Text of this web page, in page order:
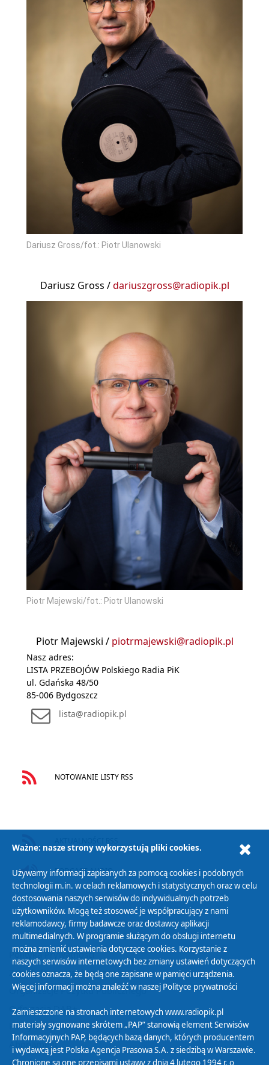
Dariusz Gross/fot.: Piotr Ulanowski
Dariusz Gross /dariuszgross@radiopik.pl
Piotr Majewski/fot.: Piotr Ulanowski
Piotr Majewski / piotrmajewski@radiopik.pl
Nasz adres:
LISTA PRZEBOJÓW Polskiego Radia PiK
ul. Gdańska 48/50
85-006 Bydgoszcz
lista@radiopik.pl
NOTOWANIE LISTY RSS
PODCAST AUDIO
Polityka Prywatności
Zasady korzystania z Serwisu
Organizacje Pożytku Publicznego
Cyfryzacja DAB+
Polityka ochrony danych osobowych
Abonament
Zamówienia publiczne
Ważne: nasze strony wykorzystują pliki cookies.
Używamy informacji zapisanych za pomocą cookies i podobnych
technologii m.in. w celach reklamowych i statystycznych oraz w celu
dostosowania naszych serwisów do indywidualnych potrzeb
użytkowników. Mogą też stosować je współpracujący z nami
reklamodawcy, firmy badawcze oraz dostawcy aplikacji
multimedialnych. W programie służącym do obsługi internetu
można zmienić ustawienia dotyczące cookies. Korzystanie z
naszych serwisów internetowych bez zmiany ustawień dotyczących
cookies oznacza, że będą one zapisane w pamięci urządzenia.
Więcej informacji można znaleźć w naszej Polityce prywatności
Zamieszczone na stronach internetowych www.radiopik.pl
materiały sygnowane skrótem „PAP” stanowią element Serwisów
Informacyjnych PAP, będących bazą danych, których producentem
i wydawcą jest Polska Agencja Prasowa S.A. z siedzibą w Warszawie.
Chronione są one przepisami ustawy z dnia 4 lutego 1994 r. o